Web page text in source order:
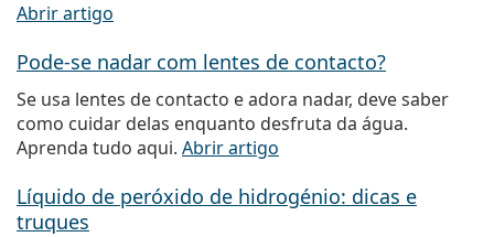
Abrir artigo
Pode-se nadar com lentes de contacto?
Se usa lentes de contacto e adora nadar, deve saber
como cuidar delas enquanto desfruta da água.
Aprenda tudo aqui. Abrir artigo
Líquido de peróxido de hidrogénio: dicas e
truques